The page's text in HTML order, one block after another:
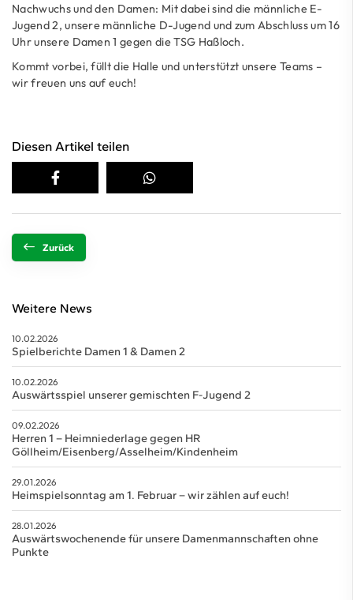
Nachwuchs und den Damen: Mit dabei sind die männliche E-
Jugend 2, unsere männliche D-Jugend und zum Abschluss um 16
Uhr unsere Damen 1 gegen die TSG Haßloch.
Kommt vorbei, füllt die Halle und unterstützt unsere Teams –
wir freuen uns auf euch!
Diesen Artikel teilen
Zurück
Weitere News
10.02.2026
Spielberichte Damen 1 & Damen 2
10.02.2026
Auswärtsspiel unserer gemischten F-Jugend 2
09.02.2026
Herren 1 – Heimniederlage gegen HR
Göllheim/Eisenberg/Asselheim/Kindenheim
29.01.2026
Heimspielsonntag am 1. Februar – wir zählen auf euch!
28.01.2026
Auswärtswochenende für unsere Damenmannschaften ohne
Punkte